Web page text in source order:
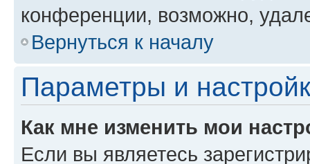
конференции, возможно,
Вернуться к началу
Параметры и
Как мне изменить мои
Если вы являетесь